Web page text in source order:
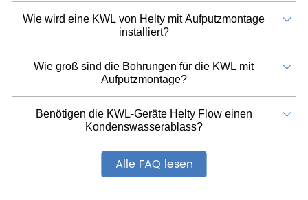
Wie wird eine KWL von Helty mit Aufputzmontage
installiert?
Wie groß sind die Bohrungen für die KWL mit
Aufputzmontage?
Benötigen die KWL-Geräte Helty Flow einen
Kondenswasserablass?
Alle FAQ lesen